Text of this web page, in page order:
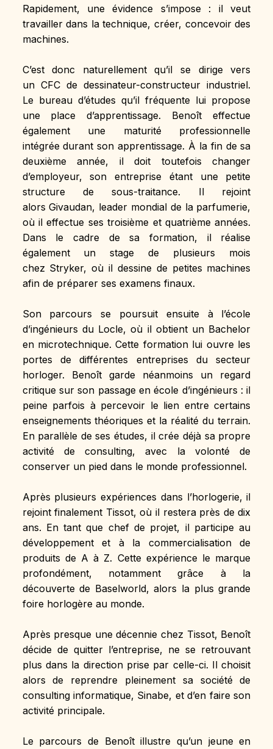
Rapidement, une évidence s’impose : il veut
travailler dans la technique, créer, concevoir des
machines.
C’est donc naturellement qu’il se dirige vers
un CFC de dessinateur-constructeur industriel.
Le bureau d’études qu’il fréquente lui propose
une place d’apprentissage. Benoît effectue
également une maturité professionnelle
intégrée durant son apprentissage. À la fin de sa
deuxième année, il doit toutefois changer
d’employeur, son entreprise étant une petite
structure de sous-traitance. Il rejoint
alors Givaudan, leader mondial de la parfumerie,
où il effectue ses troisième et quatrième années.
Dans le cadre de sa formation, il réalise
également un stage de plusieurs mois
chez Stryker, où il dessine de petites machines
afin de préparer ses examens finaux.
Son parcours se poursuit ensuite à l’école
d’ingénieurs du Locle, où il obtient un Bachelor
en microtechnique. Cette formation lui ouvre les
portes de différentes entreprises du secteur
horloger. Benoît garde néanmoins un regard
critique sur son passage en école d’ingénieurs : il
peine parfois à percevoir le lien entre certains
enseignements théoriques et la réalité du terrain.
En parallèle de ses études, il crée déjà sa propre
activité de consulting, avec la volonté de
conserver un pied dans le monde professionnel.
Après plusieurs expériences dans l’horlogerie, il
rejoint finalement Tissot, où il restera près de dix
ans. En tant que chef de projet, il participe au
développement et à la commercialisation de
produits de A à Z. Cette expérience le marque
profondément, notamment grâce à la
découverte de Baselworld, alors la plus grande
foire horlogère au monde.
Après presque une décennie chez Tissot, Benoît
décide de quitter l’entreprise, ne se retrouvant
plus dans la direction prise par celle-ci. Il choisit
alors de reprendre pleinement sa société de
consulting informatique, Sinabe, et d’en faire son
activité principale.
Le parcours de Benoît illustre qu’un jeune en